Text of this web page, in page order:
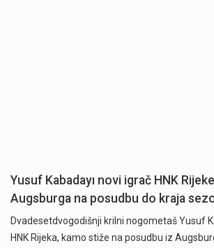
Yusuf Kabadayı novi igrač HNK
Augsburga na posudbu do kraja
Dvadesetdvogodišnji krilni nogometaš Yusuf
HNK Rijeka, kamo stiže na posudbu iz